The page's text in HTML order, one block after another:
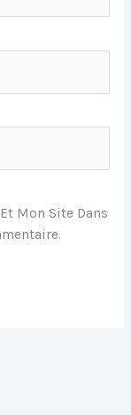
Mon Site Dans